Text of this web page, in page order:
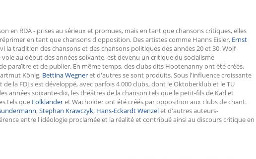
en RDA - prises au sérieux et promues, mais en tant que chansons critiques, elles
en tant que chansons d'opposition. Des artistes comme Hanns Eisler, Ernst
la tradition des chansons et des chansons politiques des années 20 et 30. Wolf
au début des années soixante, est devenu un critique du socialisme
paraître et de publier. En même temps, des clubs dits Hootenanny ont été créés,
König, Bettina Wegneret d'autres se sont produits. Sous l'influence croissante
la FDJ s'est développé, avec parfois 4 000 clubs, dont le Oktoberklub et le TU
années soixante-dix, les théâtres de la chanson tels que le petit-fils de Karl et
tels que Folkländeret Wacholder ont été créés par opposition aux clubs de chant.
,Stephan Krawczyk, Hans-Eckardt Wenzelet d'autres auteurs-
entre l'idéologie proclamée et la réalité et contribué ainsi au discours critique en